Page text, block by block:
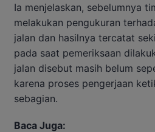
Ia menjelaskan, sebelumnya
melakukan pengukuran
jalan dan hasilnya tercatat
pada saat pemeriksaan
jalan disebut masih belum
karena proses pengerjaan
sebagian.
Baca Juga: